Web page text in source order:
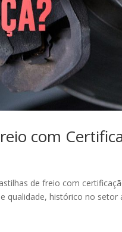
com
de freio com
qualidade, histórico no